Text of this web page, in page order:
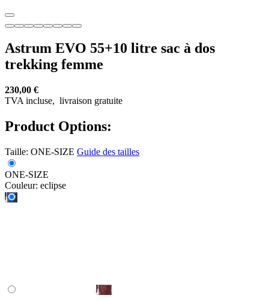
Astrum EVO 55+10 litre sac à dos
trekking femme
230,00 €
TVA incluse, livraison gratuite
Product Options:
Taille: ONE-SIZE Guide des tailles
ONE-SIZE
Couleur: eclipse